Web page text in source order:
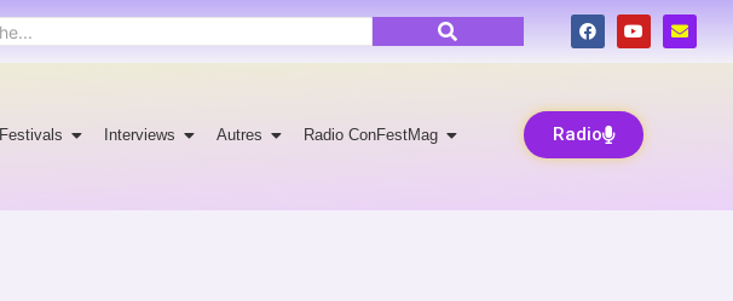
Festivals Interviews Autres Radio ConFestMag Radio